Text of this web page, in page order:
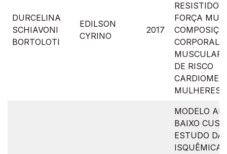
DURCELINA
SCHIAVONI
BORTOLOTI
EDILSON
CYRINO
2017
RESISTIDO
FORÇA
CORPORAL,
MUSCULAR
DE RISCO
MULHERES
MODELO
BAIXO
ESTUDO DA
ISQUÊMICA